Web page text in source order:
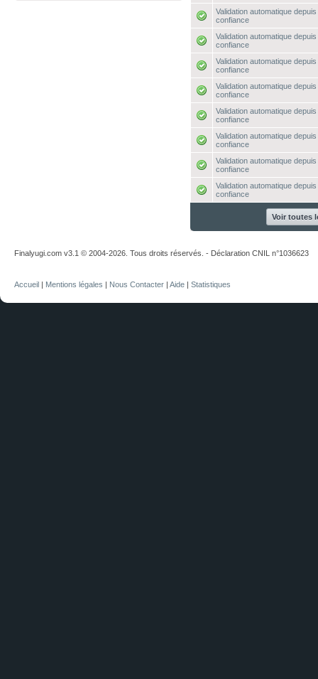
Validation automatique
confiance
Validation automatique
confiance
Validation automatique
confiance
Validation automatique
confiance
Validation automatique
confiance
Validation automatique
confiance
Validation automatique
confiance
Validation automatique
confiance
Voir toutes
Finalyugi.com v3.1 © 2004-2026. Tous droits réservés. - Déclaration CNIL n°1036623
Accueil | Mentions légales | Nous Contacter | Aide | Statistiques